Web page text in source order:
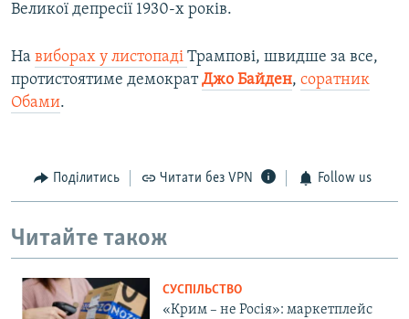
Великої депресії 1930-х років.
На виборах у листопаді Трампові, швидше за все,
протистоятиме демократ Джо Байден, соратник
Обами.
Поділитись Читати без VPN Follow us
Читайте також
СУСПІЛЬСТВО
«Крим – не Росія»: маркетплейс